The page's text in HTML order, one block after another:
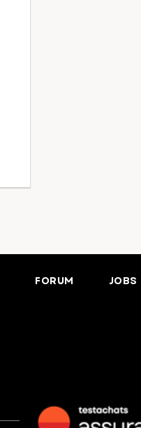
FORUM JOBS